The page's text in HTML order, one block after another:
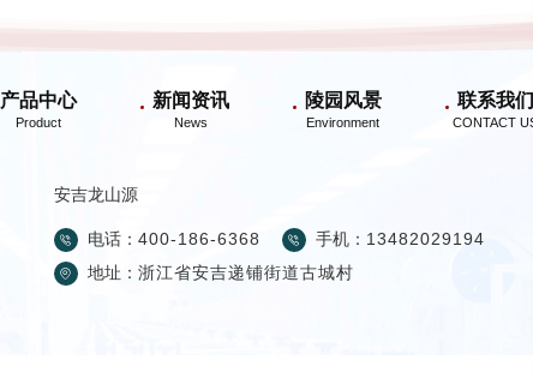
产品中心 新闻资讯 陵园风景 联系我们
安吉龙山源
电话： 400-186-6368 手机： 13482029194
地址： 浙江省安吉递铺街道古城村